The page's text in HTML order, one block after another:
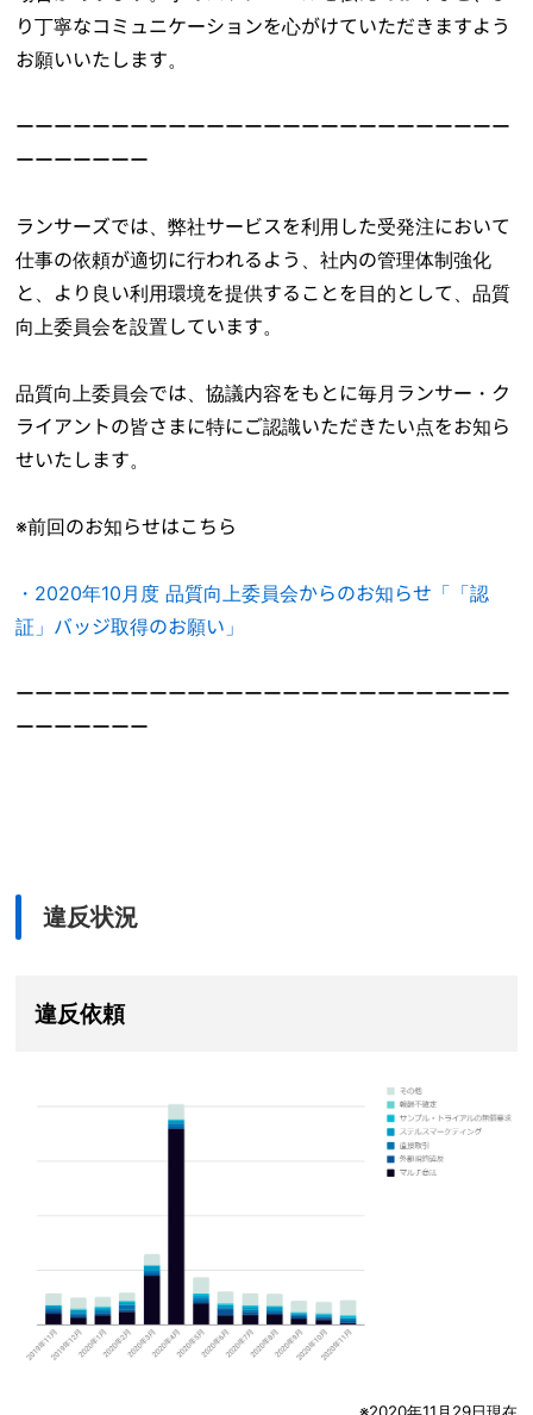
り丁寧なコミュニケーションを心がけていただきますよう
お願いいたします。
ーーーーーーーーーーーーーーーーーーーーーーーーーー
ーーーーーーー
ランサーズでは、弊社サービスを利用した受発注において
仕事の依頼が適切に行われるよう、社内の管理体制強化
と、より良い利用環境を提供することを目的として、品質
向上委員会を設置しています。
品質向上委員会では、協議内容をもとに毎月ランサー・ク
ライアントの皆さまに特にご認識いただきたい点をお知ら
せいたします。
※前回のお知らせはこちら
・2020年10月度 品質向上委員会からのお知らせ「「認
証」バッジ取得のお願い」
ーーーーーーーーーーーーーーーーーーーーーーーーーー
ーーーーーーー
違反状況
違反依頼